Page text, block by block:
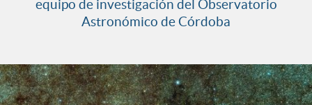
equipo de investigación del Observatorio
Astronómico de Córdoba